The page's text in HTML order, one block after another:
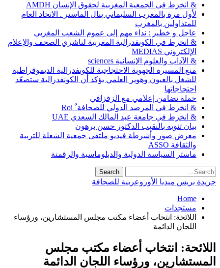
& انخرط في الجمعية المغربية لحقوق الإنسان AMDH
لأول مرة بالمغرب السليماني ينال الماستر . الاتحاد العام
للمتداولين بالمغرب
عاجل و خطير : نداء مهم إلى عموم الشعب المغربي
& انخرط في الكونفدرالية المغربية لناشري الصحف والإعلام
الإلكتروني MEDIAS
& الآداب والعلوم الإنسانية sciences
منع المسيرة الجهوية الاحتجاجية للكونفدرالية الديموقراطية
للشغل بالعيون وهوير العلمي يؤكد أن الكونفدرالية ستصعّد
احتجاجاتها
حملة تضامن إعلامي مع الزفزافي
& انخرط في المرصد الدولي للصحافة ٌ Roi
& انخرط في جامعة عبد المالك السعدي UAE
بيان تنويه بالنقيب الدكتور حسن برهون
معرض صور وأشرطة فيديو ملتقى جمعية الشعلة للتربية
والثقافة ASSO
ماستر السياسة الدولية والدبلوماسية والرقمنة
جريدة بريس ميديا الأوروعربية للصحافة
Home
مستجدات
اللائحة: انتخاب أعضاء مكتب مجلس المستشارين، ورؤساء
اللجان الدائمة
اللائحة: انتخاب أعضاء مكتب مجلس
المستشارين، ورؤساء اللجان الدائمة